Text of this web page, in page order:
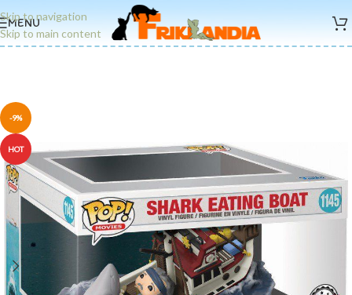
Skip to navigation
Skip to main content
MENU
-9%
HOT